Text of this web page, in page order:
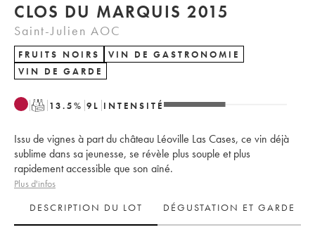
CLOS DU MARQUIS 2015
Saint-Julien AOC
FRUITS NOIRS
VIN DE GASTRONOMIE
VIN DE GARDE
T 13.5% 9 L INTENSITÉ
Issu de vignes à part du château Léoville Las Cases, ce vin déjà
sublime dans sa jeunesse, se révèle plus souple et plus
rapidement accessible que son aîné.
Plus d'infos
DESCRIPTION DU LOT
DÉGUSTATION ET GARDE